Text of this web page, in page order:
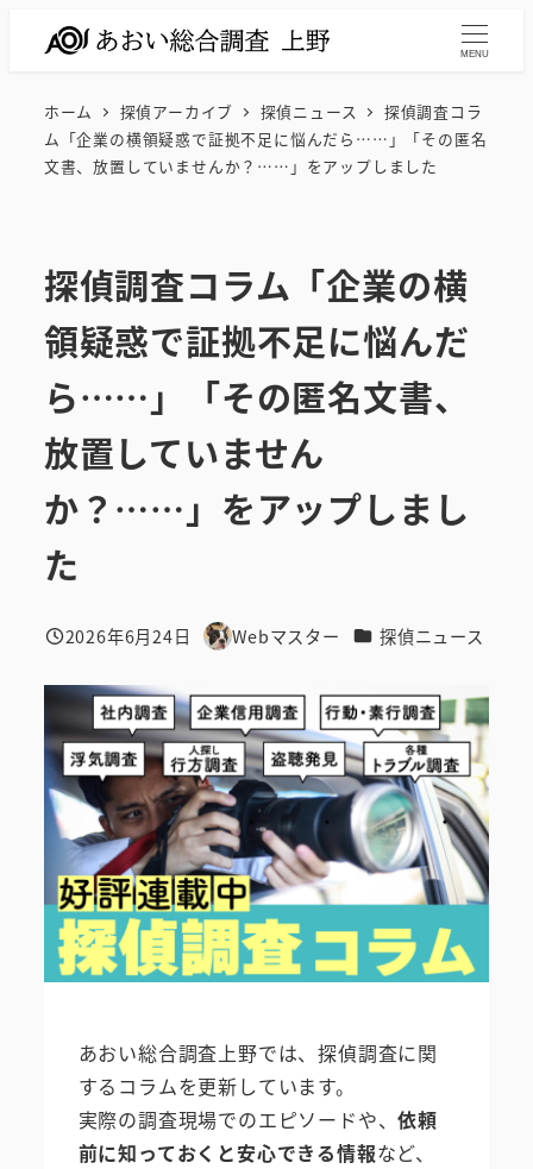
MENU
ホーム 探偵アーカイブ 探偵ニュース
探偵調査コラ
ム「企業の横領疑惑で証拠不足に悩んだら……」「その匿名
文書、放置していませんか？……」をアップしました
探偵調査コラム「企業の横
領疑惑で証拠不足に悩んだ
ら……」「その匿名文書、
放置していません
か？……」をアップしまし
た
投稿日
2026年6月24日
著
Webマスター カテゴリー
探偵ニュース
あおい総合調査上野では、探偵調査に関
するコラムを更新しています。
実際の調査現場でのエピソードや、依頼
前に知っておくと安心できる情報など、